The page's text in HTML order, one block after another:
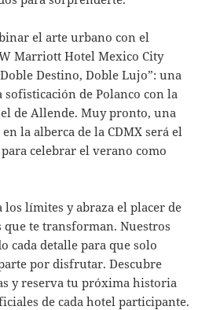
el arte urbano con el
Marriott Hotel Mexico City
Destino, Doble Lujo”: una
de Polanco con la
de Allende. Muy pronto, una
la alberca de la CDMX será el
celebrar el verano como
los límites y abraza el placer de
te transforman. Nuestros
cada detalle para que solo
por disfrutar. Descubre
y reserva tu próxima historia
de cada hotel participante.